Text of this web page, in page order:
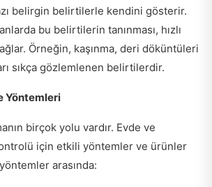
belirgin belirtilerle kendini gösterir.
bu belirtilerin tanınması, hızlı
Örneğin, kaşınma, deri döküntüleri
sıkça gözlemlenen belirtilerdir.
Yöntemleri
birçok yolu vardır. Evde ve
için etkili yöntemler ve ürünler
arasında: